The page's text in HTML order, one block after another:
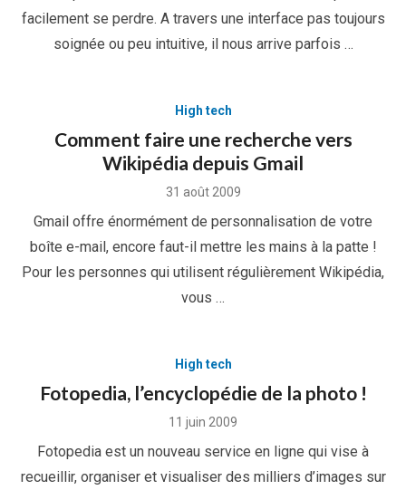
facilement se perdre. A travers une interface pas toujours
soignée ou peu intuitive, il nous arrive parfois …
High tech
Comment faire une recherche vers
Wikipédia depuis Gmail
Posted
31 août 2009
Gmail offre énormément de personnalisation de votre
boîte e-mail, encore faut-il mettre les mains à la patte !
Pour les personnes qui utilisent régulièrement Wikipédia,
vous …
High tech
Fotopedia, l’encyclopédie de la photo !
Posted
11 juin 2009
Fotopedia est un nouveau service en ligne qui vise à
recueillir, organiser et visualiser des milliers d’images sur